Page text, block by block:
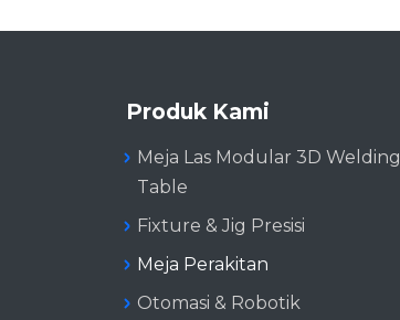
Produk Kami
Meja Las Modular 3D Welding
Table
Fixture & Jig Presisi
Meja Perakitan
Otomasi & Robotik